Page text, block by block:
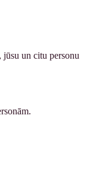
jūsu un citu personu